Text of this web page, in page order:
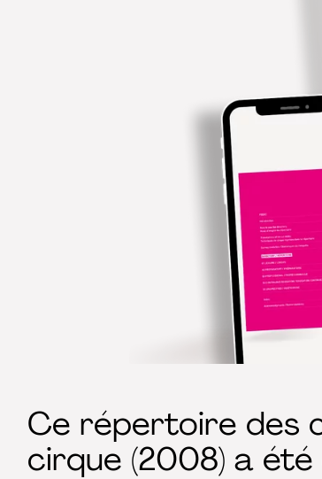
Ce répertoire des
cirque (2008) a